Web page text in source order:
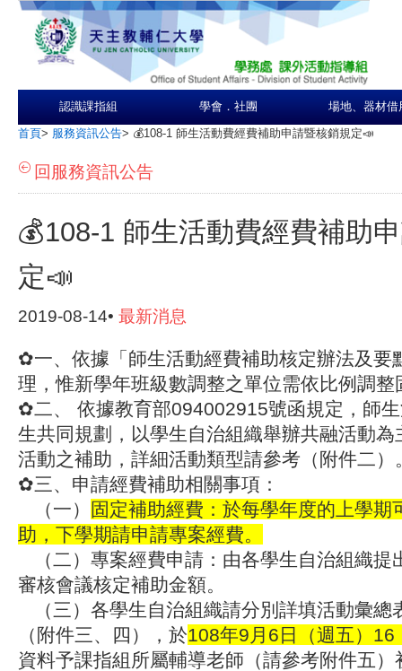
認識課指組 學會．社團 場地、器材借
首頁> 服務資訊公告> 💰108-1 師生活動費經費補助申請暨核銷規定📣
回服務資訊公告
💰108-1 師生活動費經費補助
定📣
2019-08-14• 最新消息
✿一、依據「師生活動經費補助核定辦法及要
理，惟新學年班級數調整之單位需依比例調整
✿二、 依據教育部094002915號函規定，師
生共同規劃，以學生自治組織舉辦共融活動為
活動之補助，詳細活動類型請參考（附件二）
✿三、申請經費補助相關事項：
（一）
固定補助經費：於每學年度的上學期
助，下學期請申請專案經費。
（二）專案經費申請：由各學生自治組織提
審核會議核定補助金額。
（三）各學生自治組織請分別詳填活動彙總
（附件三、四），於108年9月6日（週五）16
資料予課指組所屬輔導老師（請參考附件五